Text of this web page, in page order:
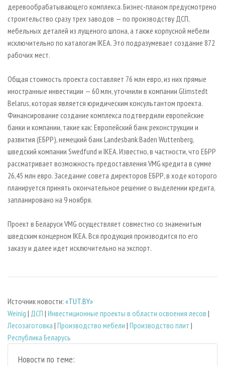
деревообрабатывающего комплекса. Бизнес-планом предусмотрено
строительство сразу трех заводов — по производству ДСП,
мебельных деталей из лущеного шпона, а также корпусной мебели
исключительно по каталогам IKEA. Это подразумевает создание 872
рабочих мест.
Общая стоимость проекта составляет 76 млн евро, из них прямые
иностранные инвестиции — 60 млн, уточнили в компании Glimstedt
Belarus, которая является юридическим консультантом проекта.
Финансирование создание комплекса подтвердили европейские
банки и компании, такие как: Европейский банк реконструкции и
развития (ЕБРР), немецкий банк Landesbank Baden Wuttenberg,
шведский компании Swedfund и IKEA. Известно, в частности, что ЕБРР
рассматривает возможность предоставления VMG кредита в сумме
26,45 млн евро. Заседание совета директоров ЕБРР, в ходе которого
планируется принять окончательное решение о выделении кредита,
запланировано на 9 ноября.
Проект в Беларуси VMG осуществляет совместно со знаменитым
шведским концерном IKEA. Вся продукция производится по его
заказу и далее идет исключительно на экспорт.
Источник новости: «TUT.BY»
Weinig | ДСП | Инвестиционные проекты в области освоения лесов |
Лесозаготовка | Производство мебели | Производство плит |
Республика Беларусь
Новости по теме: